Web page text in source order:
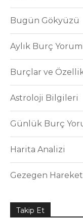
Bugün Gökyüzü
Aylık Burç
Burçlar ve
Astroloji Bilgileri
Günlük Burç
Harita Analizi
Gezegen
Takip Et